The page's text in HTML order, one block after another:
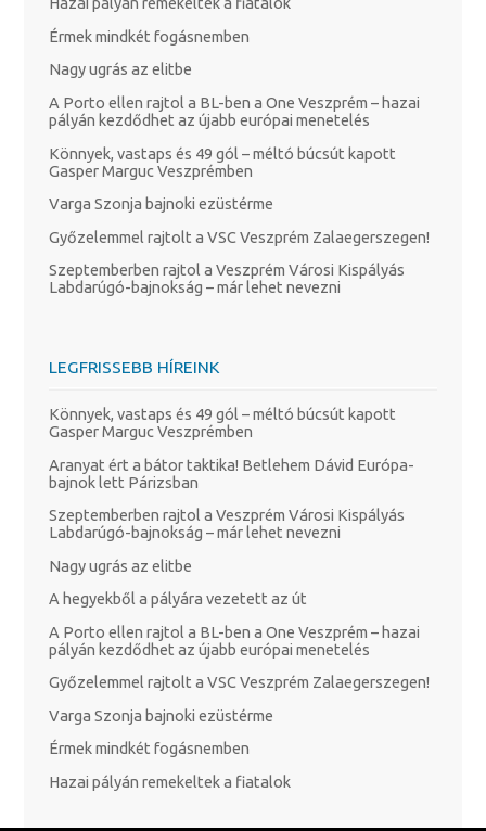
Érmek mindkét fogásnemben
Nagy ugrás az elitbe
A Porto ellen rajtol a BL-ben a One Veszprém – hazai
pályán kezdődhet az újabb európai menetelés
Könnyek, vastaps és 49 gól – méltó búcsút kapott
Gasper Marguc Veszprémben
Varga Szonja bajnoki ezüstérme
Győzelemmel rajtolt a VSC Veszprém Zalaegerszegen!
Szeptemberben rajtol a Veszprém Városi Kispályás
Labdarúgó-bajnokság – már lehet nevezni
LEGFRISSEBB HÍREINK
Könnyek, vastaps és 49 gól – méltó búcsút kapott
Gasper Marguc Veszprémben
Aranyat ért a bátor taktika! Betlehem Dávid Európa-
bajnok lett Párizsban
Szeptemberben rajtol a Veszprém Városi Kispályás
Labdarúgó-bajnokság – már lehet nevezni
Nagy ugrás az elitbe
A hegyekből a pályára vezetett az út
A Porto ellen rajtol a BL-ben a One Veszprém – hazai
pályán kezdődhet az újabb európai menetelés
Győzelemmel rajtolt a VSC Veszprém Zalaegerszegen!
Varga Szonja bajnoki ezüstérme
Érmek mindkét fogásnemben
Hazai pályán remekeltek a fiatalok